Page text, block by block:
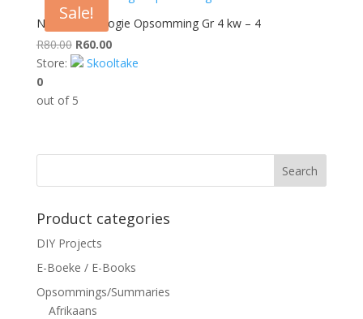
Sale!
NW & Tegnologie Opsomming Gr 4 kw – 4
R80.00 Original
price
R80.00.
R60.00Current
price
Store:
Skooltake
0
out of 5
Search
Product categories
DIY Projects
E-Boeke / E-Books
Opsommings/Summaries
Afrikaans